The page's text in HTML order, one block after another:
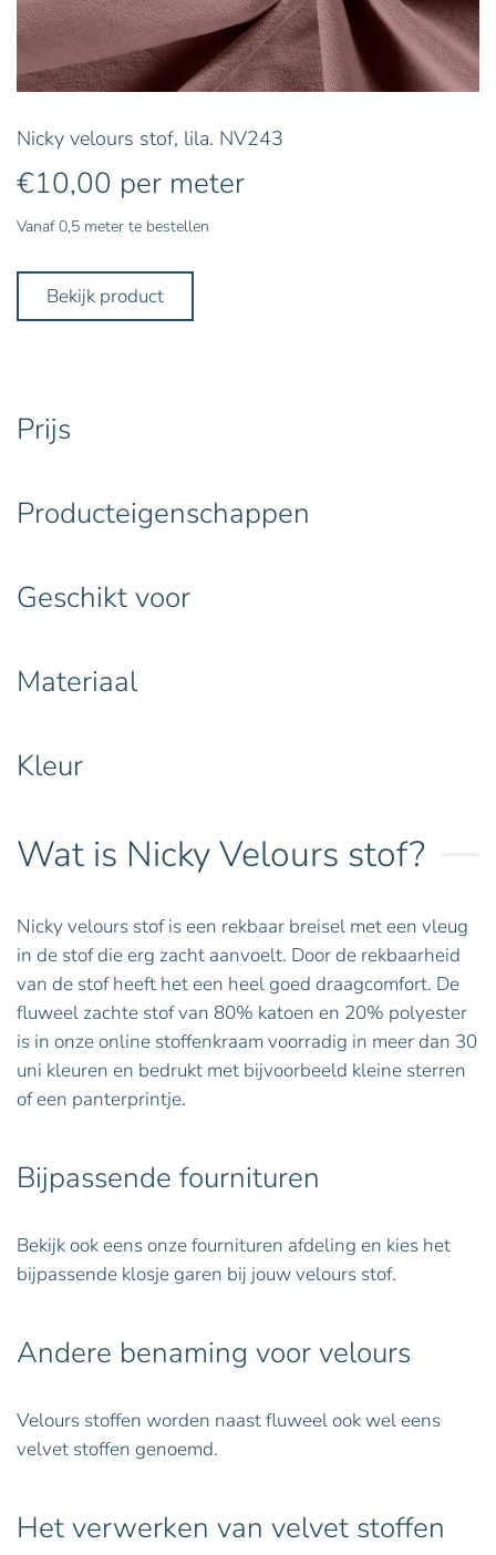
Nicky velours stof, lila. NV243
€10,00 per meter
Vanaf 0,5 meter te bestellen
Bekijk product
Prijs
Producteigenschappen
Geschikt voor
Materiaal
Kleur
Wat is Nicky Velours stof?
Nicky velours stof is een rekbaar breisel met een vleug
in de stof die erg zacht aanvoelt. Door de rekbaarheid
van de stof heeft het een heel goed draagcomfort. De
fluweel zachte stof van 80% katoen en 20% polyester
is in onze online stoffenkraam voorradig in meer dan 30
uni kleuren en bedrukt met bijvoorbeeld kleine sterren
of een panterprintje.
Bijpassende fournituren
Bekijk ook eens onze fournituren afdeling en kies het
bijpassende klosje garen bij jouw velours stof.
Andere benaming voor velours
Velours stoffen worden naast fluweel ook wel eens
velvet stoffen genoemd.
Het verwerken van velvet stoffen